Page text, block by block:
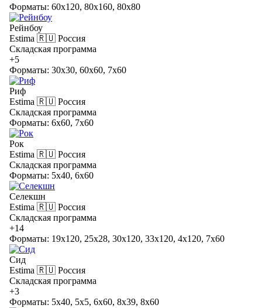
Форматы: 60x120, 80x160, 80x80
Рейнбоу
Estima 🇷🇺 Россия
Складская программа
+5
Форматы: 30x30, 60x60, 7x60
Риф
Estima 🇷🇺 Россия
Складская программа
Форматы: 6x60, 7x60
Рок
Estima 🇷🇺 Россия
Складская программа
Форматы: 5x40, 6x60
Селекшн
Estima 🇷🇺 Россия
Складская программа
+14
Форматы: 19x120, 25x28, 30x120, 33x120, 4x120, 7x60
Сид
Estima 🇷🇺 Россия
Складская программа
+3
Форматы: 5x40, 5x5, 6x60, 8x39, 8x60